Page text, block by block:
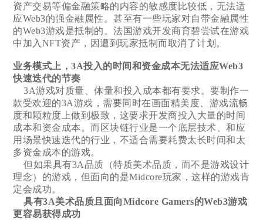
资产交易等偏金融策略的内容的敏感度比较低，无法适
应Web3的强金融属性。甚至有一些玩家对自带金融属性
的Web3游戏是抵制的。法国游戏开发商育碧尝试在游戏
中加入NFT资产，因遭到玩家抵制而取消了计划。
业务模式上，3A投入的时间和资金成本无法适应Web3
快速迭代的节奏
3A游戏对质量、体量和投入成本都有要求。要制作一
款受欢迎的3A游戏，需要同时在画面精美度、游戏流畅
度和颗粒度上做到极致，这要求开发商投入大量的时间
成本和资金成本。而区块链行业是一个底层技术、和应
用场景快速迭代的行业，不适合需要耗费太长时间和太
多资金成本的游戏。
但如果具有3A品质（特质美术品质，而不是游戏设计
理念）的游戏，但面向的是Midcore玩家，这样的游戏肯
定会成功。
具有3A美术品质且面向Midcore Gamers的Web3游戏
更容易获得成功